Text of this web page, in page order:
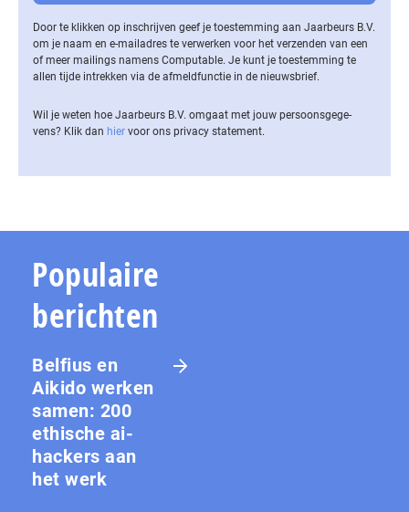
Door te klikken op inschrijven geef je toestemming aan Jaarbeurs B.V.
om je naam en e-mailadres te verwerken voor het verzenden van een
of meer mailings namens Computable. Je kunt je toestemming te
allen tijde intrekken via de af­meld­func­tie in de nieuwsbrief.
Wil je weten hoe Jaarbeurs B.V. omgaat met jouw per­soons­ge­ge­
vens? Klik dan hier voor ons privacy statement.
Populaire
berichten
Belfius en
Aikido werken
samen: 200
ethische ai-
hackers aan
het werk